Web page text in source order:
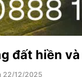
đất hiền
22/12/2025